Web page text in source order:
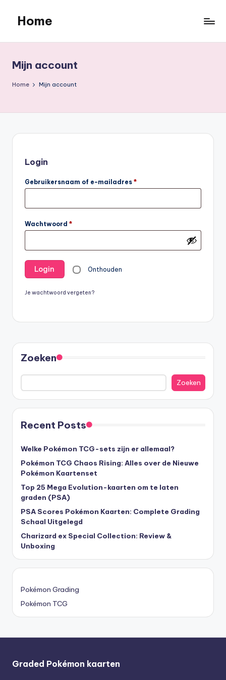
de
Home
Mijn account
Home Mijn account
Login
Gebruikersnaam of e-mailadres *Vereist
Wachtwoord *Vereist
Onthouden
Login
Je wachtwoord vergeten?
Zoeken
Zoeken
Recent Posts
Welke Pokémon TCG-sets zijn er allemaal?
Pokémon TCG Chaos Rising: Alles over de Nieuwe
Pokémon Kaartenset
Top 25 Mega Evolution-kaarten om te laten
graden (PSA)
PSA Scores Pokémon Kaarten: Complete Grading
Schaal Uitgelegd
Charizard ex Special Collection: Review &
Unboxing
Pokémon Grading
Pokémon TCG
Graded Pokémon kaarten